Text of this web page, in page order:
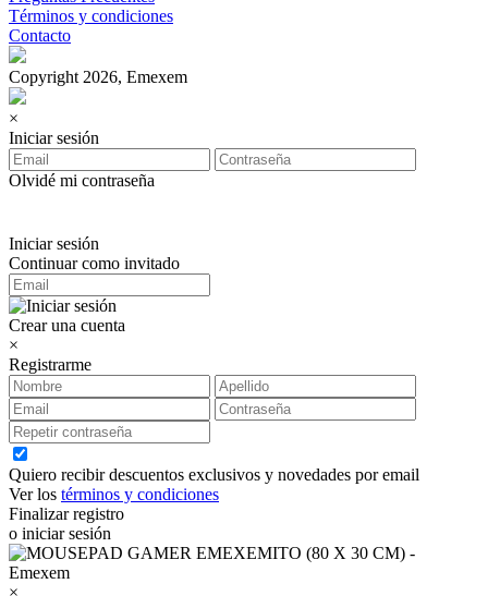
Términos y condiciones
Contacto
Copyright 2026, Emexem
×
Iniciar sesión
Olvidé mi contraseña
Iniciar sesión
Continuar como invitado
Crear una cuenta
×
Registrarme
Quiero recibir descuentos exclusivos y novedades por email
Ver los términos y condiciones
Finalizar registro
o iniciar sesión
×